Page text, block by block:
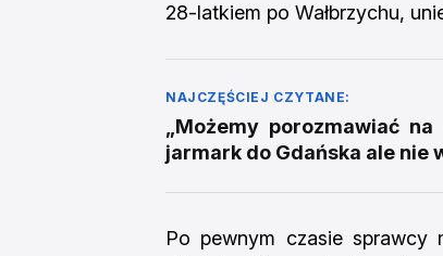
28-latkiem po Wałbrzychu,
NAJCZĘŚCIEJ CZYTANE:
„Możemy porozmawiać
jarmark do Gdańska ale nie
Po pewnym czasie sprawcy